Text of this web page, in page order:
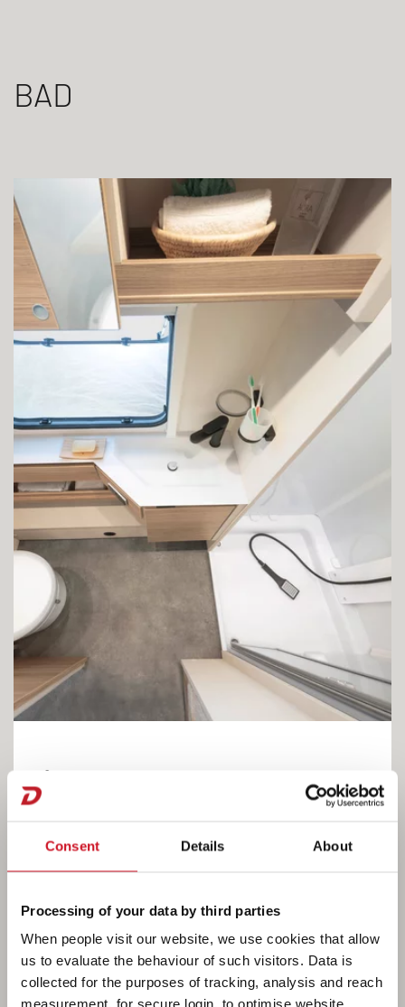
Consent Details About
Processing of your data by third parties
When people visit our website, we use cookies that allow
us to evaluate the behaviour of such visitors. Data is
collected for the purposes of tracking, analysis and reach
measurement, for secure login, to optimise website
BAD
Sådan bor man i en Nomad
brusekabine er der dejlig stor
bevægelsesfrihed. Det store vindue med
myggenet og mørklægningsrullegardin sørger
brusebadet. • 490 EST